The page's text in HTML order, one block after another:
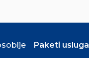
Paketi usluga